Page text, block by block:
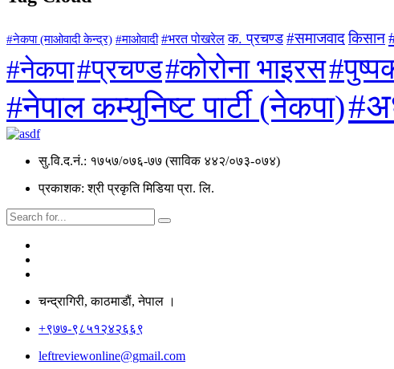
#नेकपा (माओवादी केन्द्र) #माओवादी #भरत पोखरेल क. प्रचण्ड #समाजवादकिसान
#नेकपा#प्रचण्ड#कोरोना भाइरस
#नेपाल कम्युनिष्ट पार्टी (नेकपा)
सु.वि.द.नं.: १७५७/०७६-७७ (साविक ४४२/०७३-०७४)
प्रकाशक: श्री प्रकृति मिडिया प्रा. लि.
चन्द्रागिरी, काठमाडाैं, नेपाल ।
+९७७-९८५१२४२६६९
leftreviewonline@gmail.com